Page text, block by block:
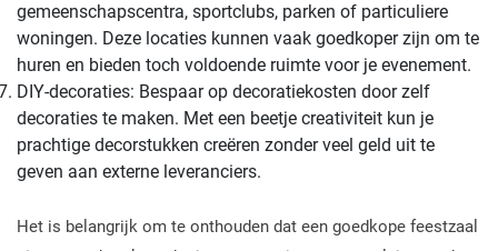
gemeenschapscentra, sportclubs, parken of particuliere
woningen. Deze locaties kunnen vaak goedkoper zijn om te
huren en bieden toch voldoende ruimte voor je evenement.
DIY-decoraties: Bespaar op decoratiekosten door zelf
decoraties te maken. Met een beetje creativiteit kun je
prachtige decorstukken creëren zonder veel geld uit te
geven aan externe leveranciers.
Het is belangrijk om te onthouden dat een goedkope feestzaal